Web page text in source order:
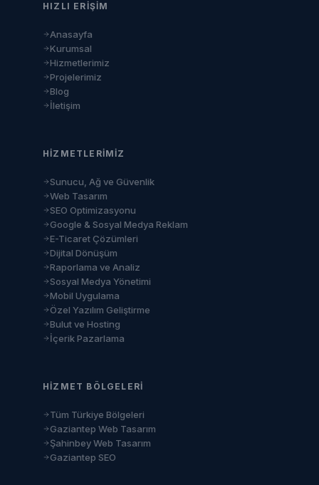
HIZLI ERIŞIM
Anasayfa
Kurumsal
Hizmetlerimiz
Projelerimiz
Blog
İletişim
HIZMETLERIMIZ
Sunucu, Ağ ve Güvenlik
Web Tasarım
SEO Optimizasyonu
Google & Sosyal Medya Reklam
E-Ticaret Çözümleri
Dijital Dönüşüm
Raporlama ve Analiz
Sosyal Medya Yönetimi
Mobil Uygulama
Özel Yazılım Geliştirme
Bulut ve Hosting
İçerik Pazarlama
HIZMET BÖLGELERI
Tüm Türkiye Bölgeleri
Gaziantep Web Tasarım
Şahinbey Web Tasarım
Gaziantep SEO